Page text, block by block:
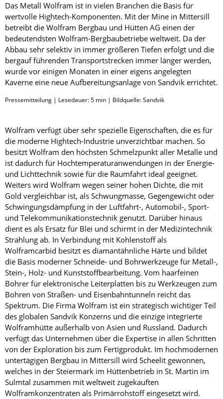
Das Metall Wolfram ist in vielen Branchen die Basis für
wertvolle Hightech-Komponenten. Mit der Mine in Mittersill
betreibt die Wolfram Bergbau und Hütten AG einen der
bedeutendsten Wolfram-Bergbaubetriebe weltweit. Da der
Abbau sehr selektiv in immer größeren Tiefen erfolgt und die
bergauf führenden Transportstrecken immer länger werden,
wurde vor einigen Monaten in einer eigens angelegten
Kaverne eine neue Aufbereitungsanlage von Sandvik errichtet.
Pressemitteilung | Lesedauer:5 min | Bildquelle: Sandvik
Wolfram verfügt über sehr spezielle Eigenschaften, die es für
die moderne Hightech-Industrie unverzichtbar machen. So
besitzt Wolfram den höchsten Schmelzpunkt aller Metalle und
ist dadurch für Hochtemperaturanwendungen in der Energie-
und Lichttechnik sowie für die Raumfahrt ideal geeignet.
Weiters wird Wolfram wegen seiner hohen Dichte, die mit
Gold vergleichbar ist, als Schwungmasse, Gegengewicht oder
Schwingungsdämpfung in der Luftfahrt-, Automobil-, Sport-
und Telekommunikationstechnik genutzt. Darüber hinaus
dient es als Ersatz für Blei und schirmt in der Medizintechnik
Strahlung ab. In Verbindung mit Kohlenstoff als
Wolframcarbid besitzt es diamantähnliche Härte und bildet
die Basis moderner Schneide- und Bohrwerkzeuge für Metall-,
Stein-, Holz- und Kunststoffbearbeitung. Vom haarfeinen
Bohrer für elektronische Leiterplatten bis zu Werkzeugen zum
Bohren von Straßen- und Eisenbahntunneln reicht das
Spektrum. Die Firma Wolfram ist ein strategisch wichtiger Teil
des globalen Sandvik Konzerns und die einzige integrierte
Wolframhütte außerhalb von Asien und Russland. Dadurch
verfügt das Unternehmen über die Expertise in allen Schritten
von der Exploration bis zum Fertigprodukt. Im hochmodernen
untertägigen Bergbau in Mittersill wird Scheelit gewonnen,
welches in der Steiermark im Hüttenbetrieb in St. Martin im
Sulmtal zusammen mit weltweit zugekauften
Wolframkonzentraten als Primärrohstoff eingesetzt wird.